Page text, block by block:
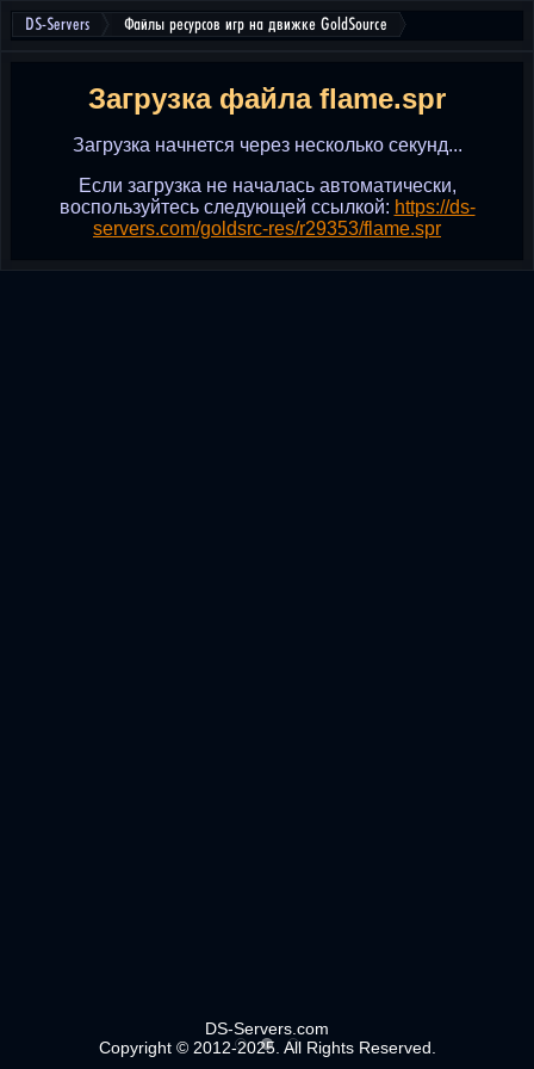
DS-Servers Файлы ресурсов игр на движке GoldSource
Загрузка файла flame.spr
Загрузка начнется через несколько секунд...
Если загрузка не началась автоматически,
воспользуйтесь следующей ссылкой: https://ds-
servers.com/goldsrc-res/r29353/flame.spr
DS-Servers.com
Copyright © 2012-2025. All Rights Reserved.